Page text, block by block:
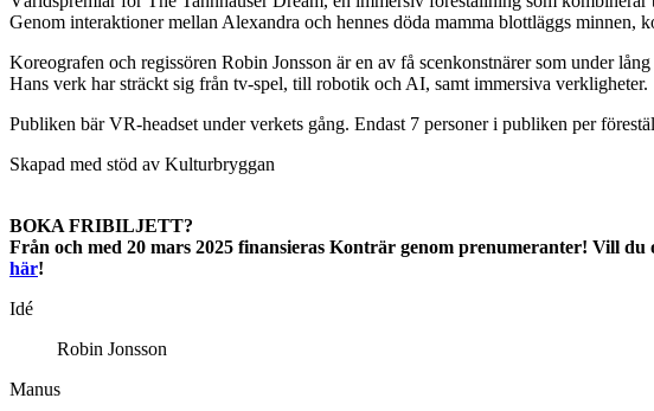
Genom interaktioner mellan Alexandra och hennes döda mamma blottläggs minnen,
Koreografen och regissören Robin Jonsson är en av få scenkonstnärer som under
Hans verk har sträckt sig från tv-spel, till robotik och AI, samt immersiva verkligheter.
Publiken bär VR-headset under verkets gång. Endast 7 personer i publiken per
Skapad ​​med stöd av Kulturbryggan
BOKA FRIBILJETT?
Från och med 20 mars 2025 finansieras Konträr genom prenumeranter! Vill
här!
Idé
Robin Jonsson
Manus